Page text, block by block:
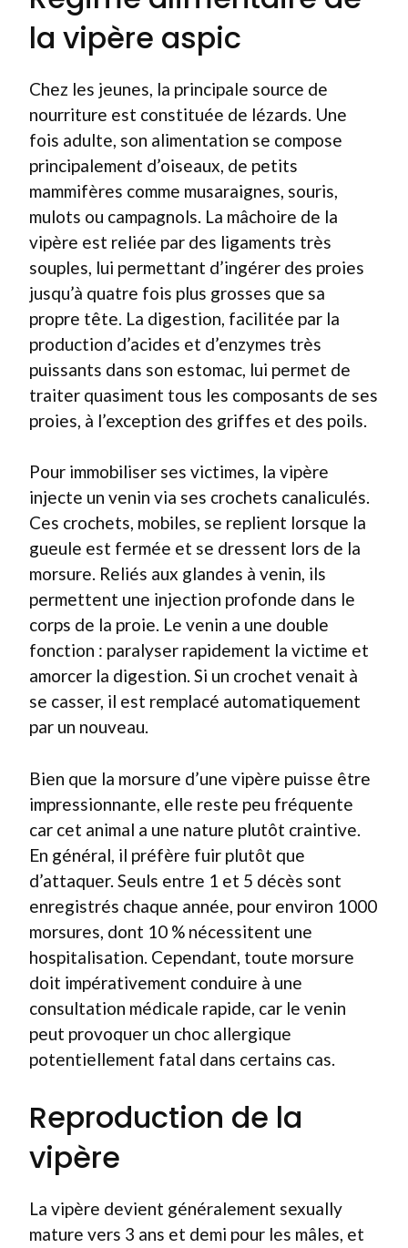
la vipère aspic
Chez les jeunes, la principale source de
nourriture est constituée de lézards. Une
fois adulte, son alimentation se compose
principalement d’oiseaux, de petits
mammifères comme musaraignes, souris,
mulots ou campagnols. La mâchoire de la
vipère est reliée par des ligaments très
souples, lui permettant d’ingérer des proies
jusqu’à quatre fois plus grosses que sa
propre tête. La digestion, facilitée par la
production d’acides et d’enzymes très
puissants dans son estomac, lui permet de
traiter quasiment tous les composants de ses
proies, à l’exception des griffes et des poils.
Pour immobiliser ses victimes, la vipère
injecte un venin via ses crochets canaliculés.
Ces crochets, mobiles, se replient lorsque la
gueule est fermée et se dressent lors de la
morsure. Reliés aux glandes à venin, ils
permettent une injection profonde dans le
corps de la proie. Le venin a une double
fonction : paralyser rapidement la victime et
amorcer la digestion. Si un crochet venait à
se casser, il est remplacé automatiquement
par un nouveau.
Bien que la morsure d’une vipère puisse être
impressionnante, elle reste peu fréquente
car cet animal a une nature plutôt craintive.
En général, il préfère fuir plutôt que
d’attaquer. Seuls entre 1 et 5 décès sont
enregistrés chaque année, pour environ 1000
morsures, dont 10 % nécessitent une
hospitalisation. Cependant, toute morsure
doit impérativement conduire à une
consultation médicale rapide, car le venin
peut provoquer un choc allergique
potentiellement fatal dans certains cas.
Reproduction de la
vipère
La vipère devient généralement sexually
mature vers 3 ans et demi pour les mâles, et